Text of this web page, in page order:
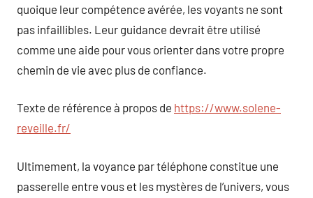
quoique leur compétence avérée, les voyants ne sont
pas infaillibles. Leur guidance devrait être utilisé
comme une aide pour vous orienter dans votre propre
chemin de vie avec plus de confiance.
Texte de référence à propos de https://www.solene-
reveille.fr/
Ultimement, la voyance par téléphone constitue une
passerelle entre vous et les mystères de l’univers, vous